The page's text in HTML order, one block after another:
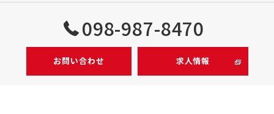
098-987-8470
お問い合わせ 求人情報